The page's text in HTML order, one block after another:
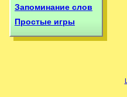
Запоминание слов
Простые игры